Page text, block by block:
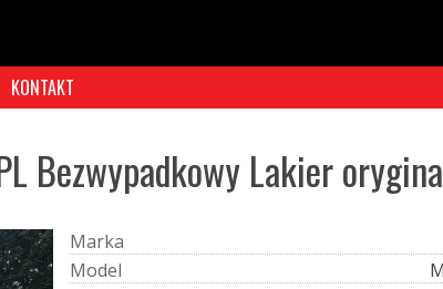
KONTAKT
Bezwypadkowy Lakier
Marka
Model